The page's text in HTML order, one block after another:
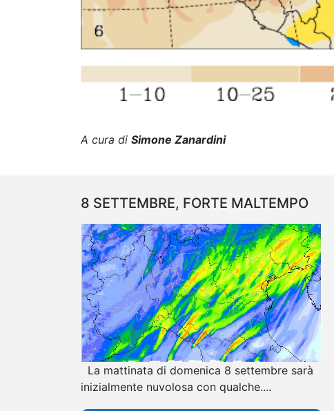
A cura di Simone Zanardini
8 SETTEMBRE, FORTE MALTEMPO
La mattinata di domenica 8 settembre sarà
inizialmente nuvolosa con qualche....